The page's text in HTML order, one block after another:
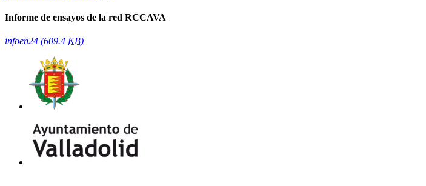
Informe de ensayos de la red RCCAVA
infoen24 (609.4 KB)